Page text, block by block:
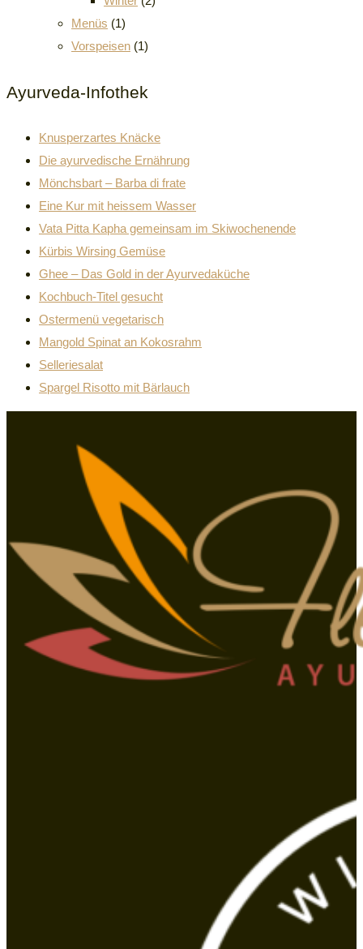
Menüs (1)
Vorspeisen (1)
Ayurveda-Infothek
Knusperzartes Knäcke
Die ayurvedische Ernährung
Mönchsbart – Barba di frate
Eine Kur mit heissem Wasser
Vata Pitta Kapha gemeinsam im Skiwochenende
Kürbis Wirsing Gemüse
Ghee – Das Gold in der Ayurvedaküche
Kochbuch-Titel gesucht
Ostermenü vegetarisch
Mangold Spinat an Kokosrahm
Selleriesalat
Spargel Risotto mit Bärlauch